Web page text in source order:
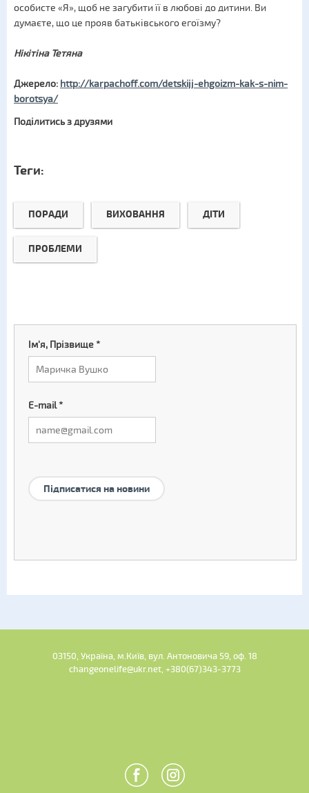
особисте «Я», щоб не загубити її в любові до дитини. Ви
думаєте, що це прояв батьківського егоїзму?
Нікітіна Тетяна
Джерело: http://karpachoff.com/detskijj-ehgoizm-kak-s-nim-
borotsya/
Поділитись з друзями
Теги:
ПОРАДИ ВИХОВАННЯ ДІТИ
ПРОБЛЕМИ
Ім'я, Прізвище*
E-mail*
Підписатися на новини
03150, Україна, м.Київ, вул. Антоновича 59, оф. 18
changeonelife@ukr.net, +380(67)343-3773